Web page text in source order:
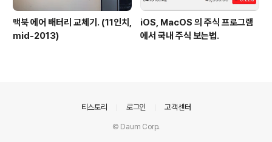
맥북 에어 배터리 교체기. (11인치,
mid-2013)
iOS, MacOS 의 주식 프로그램
에서 국내 주식 보는법.
티스토리 로그인 고객센터
© Daum Corp.